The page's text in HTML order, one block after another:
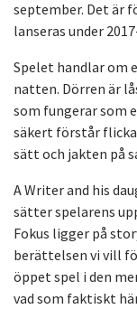
september. Det är
lanseras under
Spelet handlar om
natten. Dörren är
som fungerar som
säkert förstår
sätt och jakten på
A Writer and his
sätter spelarens
Fokus ligger på
berättelsen vi vill
öppet spel i den
vad som faktiskt